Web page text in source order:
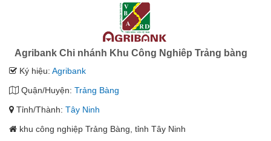
Agribank Chi nhánh Khu Công Nghiêp Trảng bàng
Ký hiệu: Agribank
Quận/Huyện: Trảng Bàng
Tỉnh/Thành: Tây Ninh
khu công nghiệp Trảng Bàng, tỉnh Tây Ninh